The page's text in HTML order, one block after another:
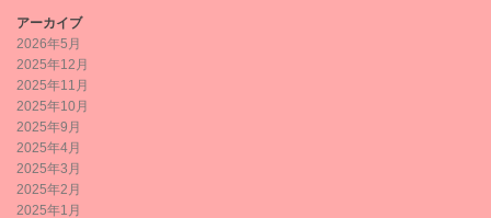
アーカイブ
2026年5月
2025年12月
2025年11月
2025年10月
2025年9月
2025年4月
2025年3月
2025年2月
2025年1月